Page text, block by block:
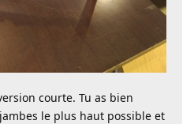
courte. Tu as bien
le plus haut possible et